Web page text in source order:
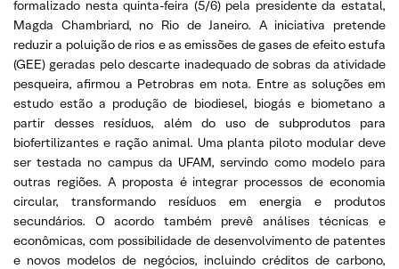
formalizado nesta quinta-feira (5/6) pela presidente da estatal,
Magda Chambriard, no Rio de Janeiro. A iniciativa pretende
reduzir a poluição de rios e as emissões de gases de efeito estufa
(GEE) geradas pelo descarte inadequado de sobras da atividade
pesqueira, afirmou a Petrobras em nota. Entre as soluções em
estudo estão a produção de biodiesel, biogás e biometano a
partir desses resíduos, além do uso de subprodutos para
biofertilizantes e ração animal. Uma planta piloto modular deve
ser testada no campus da UFAM, servindo como modelo para
outras regiões. A proposta é integrar processos de economia
circular, transformando resíduos em energia e produtos
secundários. O acordo também prevê análises técnicas e
econômicas, com possibilidade de desenvolvimento de patentes
e novos modelos de negócios, incluindo créditos de carbono,